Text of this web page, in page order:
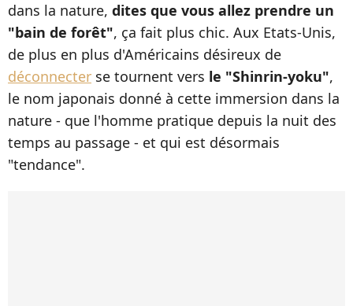
dans la nature, dites que vous allez prendre un
"bain de forêt", ça fait plus chic. Aux Etats-Unis,
de plus en plus d'Américains désireux de
déconnecter se tournent vers le "Shinrin-yoku",
le nom japonais donné à cette immersion dans la
nature - que l'homme pratique depuis la nuit des
temps au passage - et qui est désormais
"tendance".